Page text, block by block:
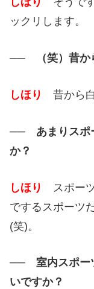
ックリします。
── （笑）昔か
しほり 昔から白
── あまりスポ
か？
しほり
スポー
でするスポーツ
(笑)。
── 室内スポー
いですか？